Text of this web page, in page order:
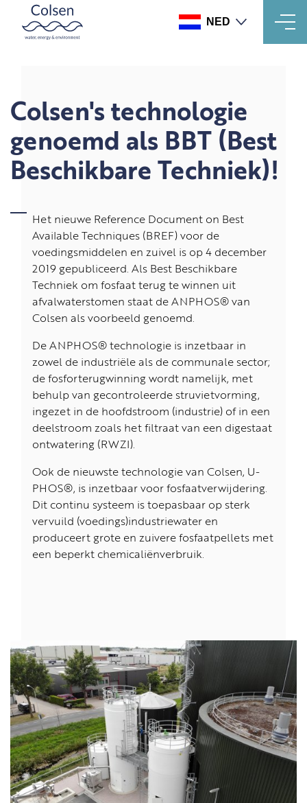
inhoud
gaan
NED
Colsen's technologie
genoemd als BBT (Best
Beschikbare Techniek)!
Het nieuwe Reference Document on Best
Available Techniques (BREF) voor de
voedingsmiddelen en zuivel is op 4 december
2019 gepubliceerd. Als Best Beschikbare
Techniek om fosfaat terug te winnen uit
afvalwaterstomen staat de ANPHOS® van
Colsen als voorbeeld genoemd.
De ANPHOS® technologie is inzetbaar in
zowel de industriële als de communale sector;
de fosforterugwinning wordt namelijk, met
behulp van gecontroleerde struvietvorming,
ingezet in de hoofdstroom (industrie) of in een
deelstroom zoals het filtraat van een digestaat
ontwatering (RWZI).
Ook de nieuwste technologie van Colsen, U-
PHOS®, is inzetbaar voor fosfaatverwijdering.
Dit continu systeem is toepasbaar op sterk
vervuild (voedings)industriewater en
produceert grote en zuivere fosfaatpellets met
een beperkt chemicaliënverbruik.